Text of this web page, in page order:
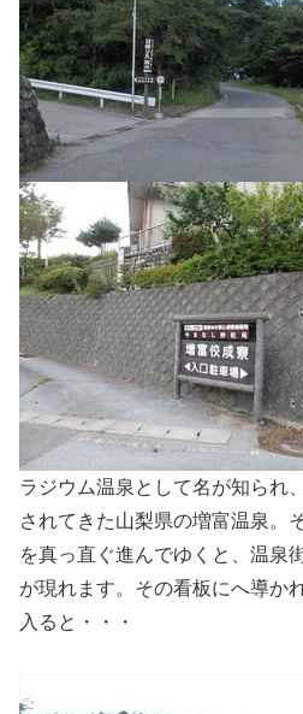
ラジウム温泉として名が知られ
されてきた山梨県の増富温泉。
を真っ直ぐ進んでゆくと、温泉
が現れます。その看板にへ導か
入ると・・・